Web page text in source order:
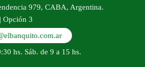
979, CABA, Argentina.
Opción 3
hs. Sáb. de 9 a 15 hs.